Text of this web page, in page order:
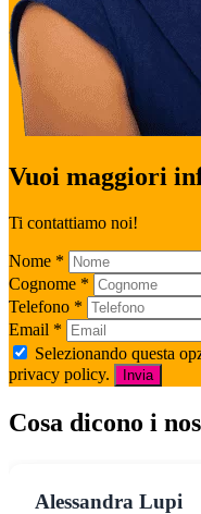
Vuoi maggiori
Ti contattiamo noi!
Nome *
Cognome *
Telefono *
Email *
Selezionando questa
privacy policy.
Invia
Cosa dicono i
Alessandra Lupi